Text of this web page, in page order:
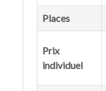
Places
Prix
individuel